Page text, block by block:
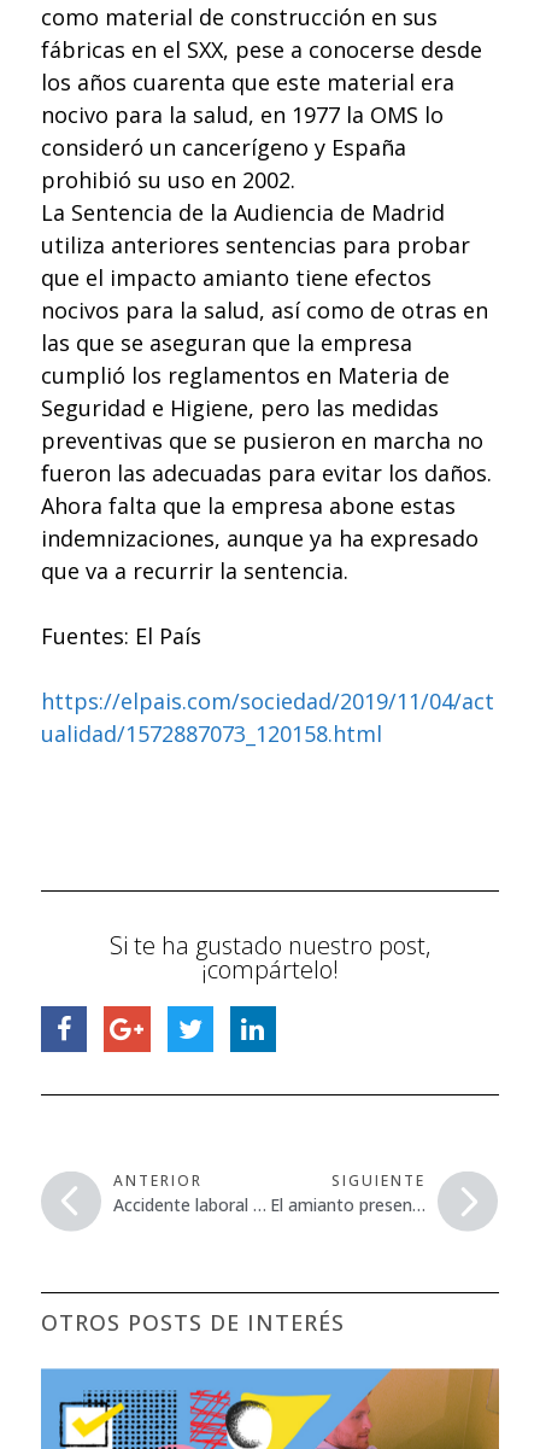
como material de construcción en sus
fábricas en el SXX, pese a conocerse desde
los años cuarenta que este material era
nocivo para la salud, en 1977 la OMS lo
consideró un cancerígeno y España
prohibió su uso en 2002.
La Sentencia de la Audiencia de Madrid
utiliza anteriores sentencias para probar
que el impacto amianto tiene efectos
nocivos para la salud, así como de otras en
las que se aseguran que la empresa
cumplió los reglamentos en Materia de
Seguridad e Higiene, pero las medidas
preventivas que se pusieron en marcha no
fueron las adecuadas para evitar los daños.
Ahora falta que la empresa abone estas
indemnizaciones, aunque ya ha expresado
que va a recurrir la sentencia.
Fuentes: El País
https://elpais.com/sociedad/2019/11/04/act
ualidad/1572887073_120158.html
Si te ha gustado nuestro post,
¡compártelo!
ANTERIOR
Accidente laboral en un bosque de Amoroto (Vizcaya)
SIGUIENTE
El amianto presente en el pasado, presente y futuro de Metro de Madrid
OTROS POSTS DE INTERÉS